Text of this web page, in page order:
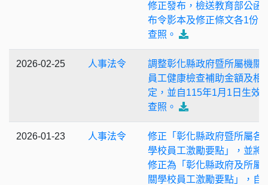
修正發布，檢送教育部公函
布令影本及修正條文各1份
查照。
2026-02-25 人事法令
調整彰化縣政府暨所屬機關
員工健康檢查補助金額及相
定，並自115年1月1日生效
查照。
2026-01-23 人事法令
修正「彰化縣政府暨所屬各
學校員工激勵要點」，並將
修正為「彰化縣政府及所屬
關學校員工激勵要點」，自